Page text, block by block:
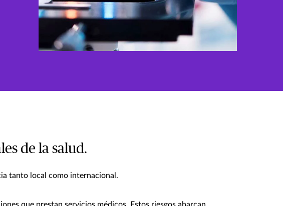
de la salud.
tanto local como internacional.